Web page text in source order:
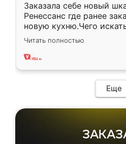
Заказала себе новый
Ренессанс где ранее
новую кухню.Чего
вполне довольна.
два года, нареканий нет.
Читать полностью
Еще